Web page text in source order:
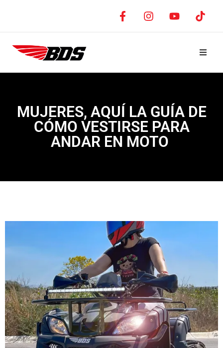
MUJERES, AQUÍ LA GUÍA DE
CÓMO VESTIRSE PARA
ANDAR EN MOTO